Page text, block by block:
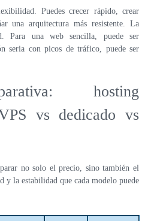
Puedes crecer rápido, crear
una arquitectura más resistente. La
Para una web sencilla, puede ser
seria con picos de tráfico, puede ser
hosting
vs dedicado vs
no solo el precio, sino también el
y la estabilidad que cada modelo puede